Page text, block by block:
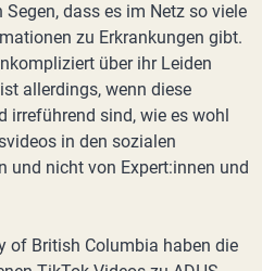
dass es im Netz so viele
zu Erkrankungen gibt.
über ihr Leiden
allerdings, wenn diese
irreführend sind, wie es wohl
in den sozialen
und nicht von Expert:innen und
of British Columbia haben die